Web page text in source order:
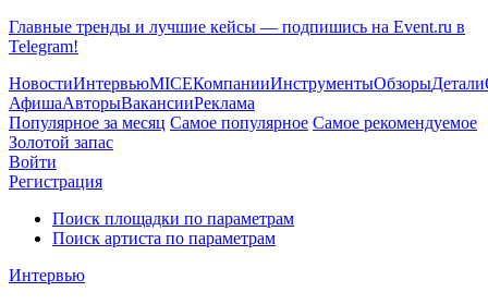
Главные тренды и лучшие кейсы — подпишись на Event.ru в
Telegram!
НовостиИнтервьюMICEКомпанииИнструментыОбзорыДетали
АфишаАвторыВакансииРеклама
Популярное за месяц Самое популярное Самое рекомендуемое
Золотой запас
Войти
Регистрация
Поиск площадки по параметрам
Поиск артиста по параметрам
Интервью